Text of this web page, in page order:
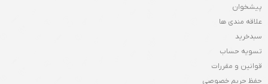
پیشخوان
علاقه مندی ها
سبدخرید
تسویه حساب
قوانین و مقررات
حفظ حریم خصوصی